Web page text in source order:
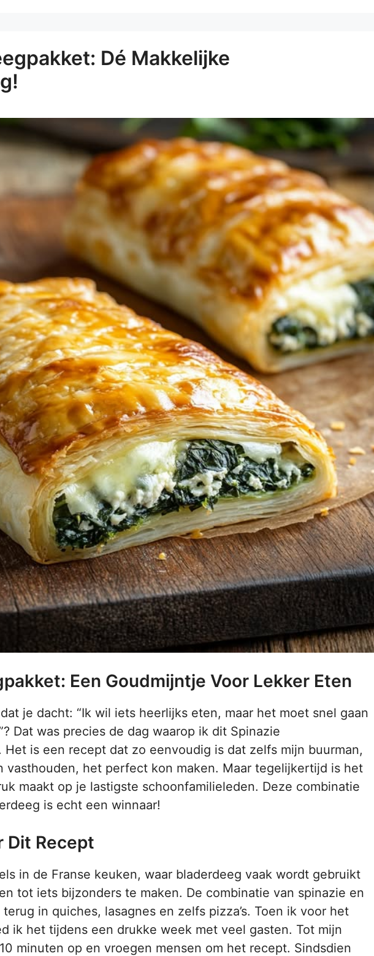
Dé Makkelijke
Een Goudmijntje Voor Lekker Eten
je dacht: “Ik wil iets heerlijks eten, maar het moet snel gaan
Dat was precies de dag waarop ik dit Spinazie
is een recept dat zo eenvoudig is dat zelfs mijn buurman,
vasthouden, het perfect kon maken. Maar tegelijkertijd is het
maakt op je lastigste schoonfamilieleden. Deze combinatie
is echt een winnaar!
Dit Recept
in de Franse keuken, waar bladerdeeg vaak wordt gebruikt
tot iets bijzonders te maken. De combinatie van spinazie en
in quiches, lasagnes en zelfs pizza’s. Toen ik voor het
ik het tijdens een drukke week met veel gasten. Tot mijn
minuten op en vroegen mensen om het recept. Sindsdien